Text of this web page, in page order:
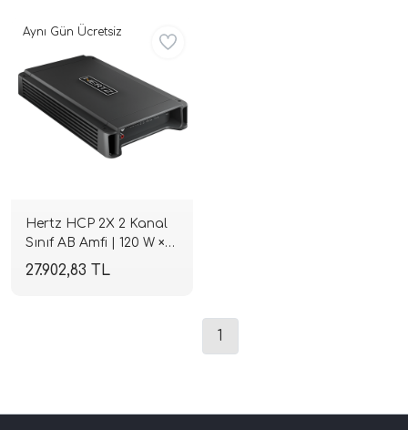
Hertz HCP 2X 2 Kanal
Sınıf AB Amfi | 120 W ×2
@ 4 Ohm / 200 W ×2 @
2 Ohm | SPLHIFI
27.902,83 TL
Aynı Gün Ücretsiz
1